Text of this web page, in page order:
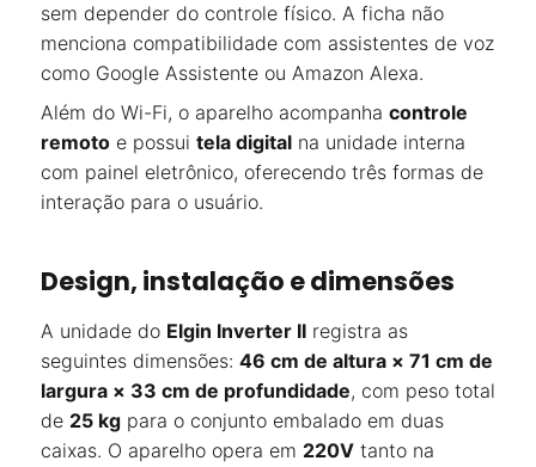
sem depender do controle físico. A ficha não
menciona compatibilidade com assistentes de voz
como Google Assistente ou Amazon Alexa.
Além do Wi-Fi, o aparelho acompanha controle
remoto e possui tela digital na unidade interna
com painel eletrônico, oferecendo três formas de
interação para o usuário.
Design, instalação e dimensões
A unidade do Elgin Inverter II registra as
seguintes dimensões: 46 cm de altura × 71 cm de
largura × 33 cm de profundidade, com peso total
de 25 kg para o conjunto embalado em duas
caixas. O aparelho opera em 220V tanto na